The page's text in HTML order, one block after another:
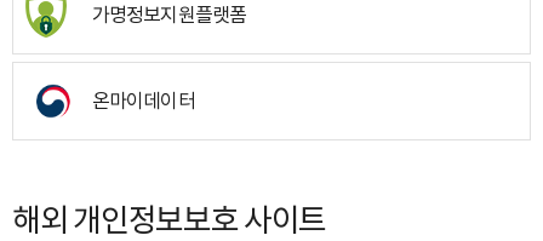
가명정보지원플랫폼
온마이데이터
해외 개인정보보호 사이트